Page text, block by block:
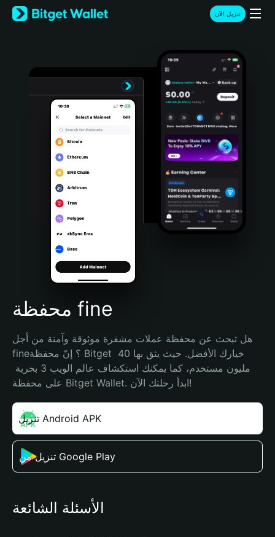
English
日本語
Türkçe
Português (Portugal)
Bahasa Indonesia
Português (Brasil)
Español (Argentina)
تنزيل الآن
محفظة fine
هل تبحث عن محفظة عملات مشفرة موثوقة وآمنة من أجل
fine؟ إنّ محفظة Bitget خيارك الأفضل. حيث يثق بها 40
على محفظة Bitget Wallet. ابدأ رحلتك الآن!
تنزيل Android APK
تنزيل من Google Play
الأسئلة الشائعة